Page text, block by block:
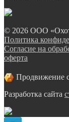
© 2026 ООО
Политика
Согласие на
оферта
Продвижение
Разработка сайта